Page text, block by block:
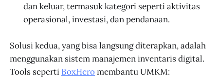
dan keluar, termasuk kategori seperti aktivitas
operasional, investasi, dan pendanaan.
Solusi kedua, yang bisa langsung diterapkan, adalah
menggunakan sistem manajemen inventaris digital.
Tools seperti BoxHeromembantu UMKM: